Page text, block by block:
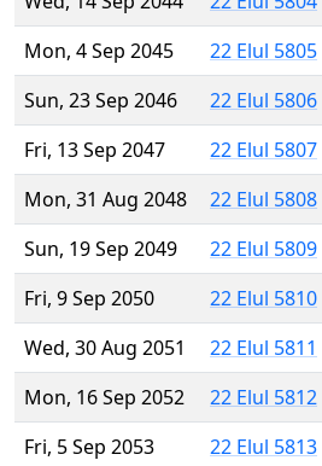
Mon, 4 Sep 2045
22 Elul 5805
Sun, 23 Sep 2046
22 Elul 5806
Fri, 13 Sep 2047
22 Elul 5807
Mon, 31 Aug 2048
22 Elul 5808
Sun, 19 Sep 2049
22 Elul 5809
Fri, 9 Sep 2050
22 Elul 5810
Wed, 30 Aug 2051
22 Elul 5811
Mon, 16 Sep 2052
22 Elul 5812
Fri, 5 Sep 2053
22 Elul 5813